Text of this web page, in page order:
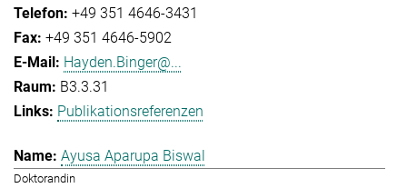
+49 351 4646-3431
+49 351 4646-5902
Hayden.Binger@...
B3.3.31
Publikationsreferenzen
Ayusa Aparupa Biswal
Doktorandin